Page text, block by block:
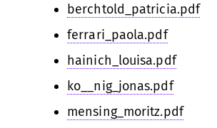
berchtold_patricia.pdf
ferrari_paola.pdf
hainich_louisa.pdf
ko__nig_jonas.pdf
mensing_moritz.pdf